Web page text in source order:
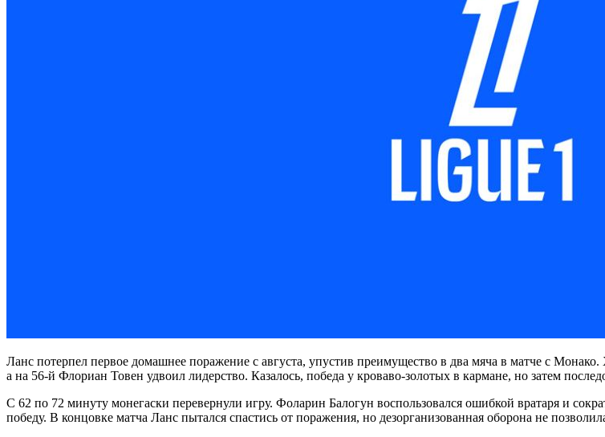
Ланс потерпел первое домашнее поражение с августа, упустив преимущество в два мяча в матче с
а на 56-й Флориан Товен удвоил лидерство. Казалось, победа у кроваво-золотых в кармане, но затем
С 62 по 72 минуту монегаски перевернули игру. Фоларин Балогун воспользовался ошибкой вратаря и
победу. В концовке матча Ланс пытался спастись от поражения, но дезорганизованная оборона не